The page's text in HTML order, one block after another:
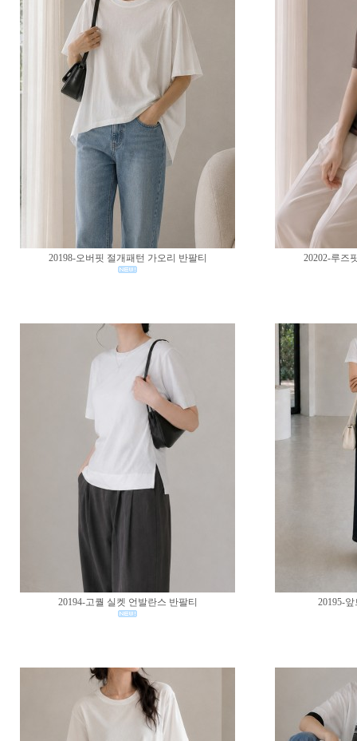
20198-오버핏 절개패턴 가오리 반팔티 20202-루즈
20194-고퀄 실켓 언발란스 반팔티 20195-